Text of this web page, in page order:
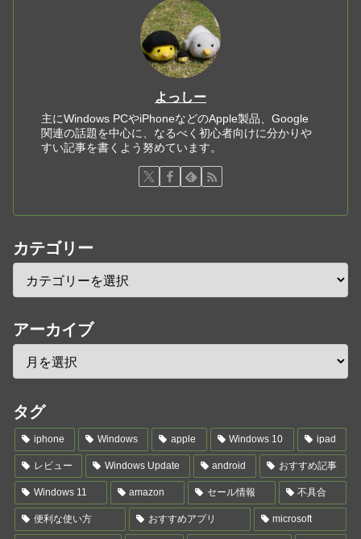
よっしー
主にWindows PCやiPhoneなどのApple製品、Google
関連の話題を中心に、なるべく初心者向けに分かりや
すい記事を書くよう努めています。
カテゴリー
アーカイブ
タグ
iphone Windows apple Windows 10 ipad
レビュー Windows Update android おすすめ記事
Windows 11 amazon セール情報 不具合
便利な使い方 おすすめアプリ microsoft